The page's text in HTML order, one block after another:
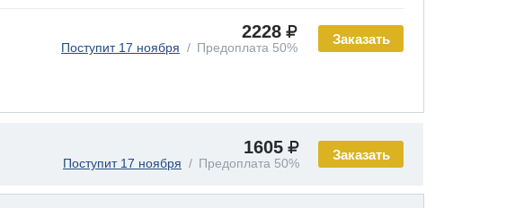
Заказать
2228
Поступит 17 ноября Предоплата 50%
Заказать
1605
Поступит 17 ноября Предоплата 50%